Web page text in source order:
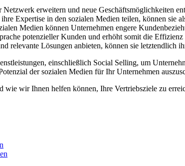
erweitern und neue Geschäftsmöglichkeiten
Expertise in den sozialen Medien teilen, können sie
Medien können Unternehmen engere
potenzieller Kunden und erhöht somit die
relevante Lösungen anbieten, können sie letztendlich
einschließlich Social Selling, um
der sozialen Medien für Ihr Unternehmen
wie wir Ihnen helfen können, Ihre Vertriebsziele zu